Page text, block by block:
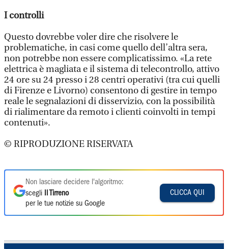
I controlli
Questo dovrebbe voler dire che risolvere le
problematiche, in casi come quello dell’altra sera,
non potrebbe non essere complicatissimo. «La rete
elettrica è magliata e il sistema di telecontrollo, attivo
24 ore su 24 presso i 28 centri operativi (tra cui quelli
di Firenze e Livorno) consentono di gestire in tempo
reale le segnalazioni di disservizio, con la possibilità
di rialimentare da remoto i clienti coinvolti in tempi
contenuti».
© RIPRODUZIONE RISERVATA
Non lasciare decidere l'algoritmo:
scegli
Il Tirreno
per le tue notizie su Google
CLICCA QUI